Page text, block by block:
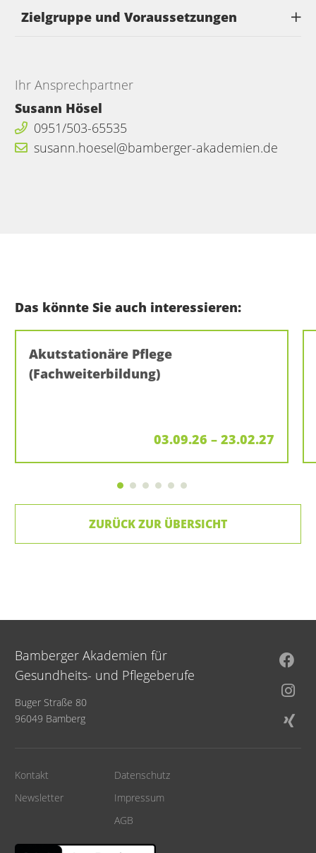
Zielgruppe und Voraussetzungen
Ihr Ansprechpartner
Susann Hösel
0951/503-65535
susann.hoesel@bamberger-akademien.de
Das könnte Sie auch interessieren:
Akutstationäre Pflege
(Fachweiterbildung)
03.09.26 – 23.02.27
ZURÜCK ZUR ÜBERSICHT
Bamberger Akademien für
Gesundheits- und Pflegeberufe
Buger Straße 80
96049 Bamberg
Kontakt
Newsletter
Datenschutz
Impressum
AGB